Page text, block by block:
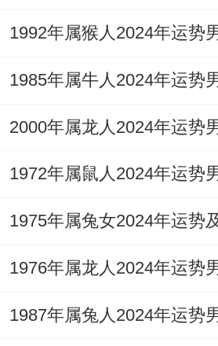
午火官星与申金夫妻宫未
经营，已婚或已有伴侣者
事业而冷落家庭，造成情
孤独感。
女性命主尤需注意配偶健
动，可考虑佩戴【祥安阁
辰星带来的隔阂感。